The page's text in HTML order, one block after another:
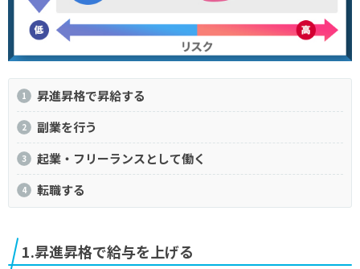
昇進昇格で昇給する
副業を行う
起業・フリーランスとして働く
転職する
1.昇進昇格で給与を上げる